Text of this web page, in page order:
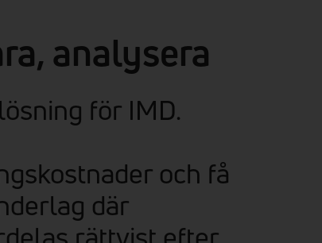
analysera
för IMD.
och få
där